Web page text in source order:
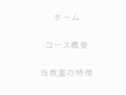
ホーム
コース概要
当教室の特徴